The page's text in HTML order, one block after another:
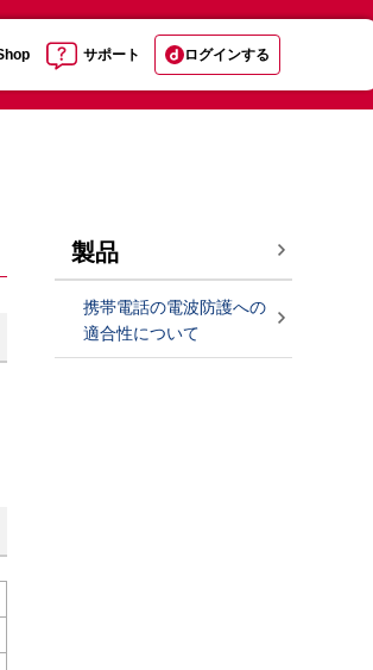
サポート ログインする
製品
携帯電話の電波防護への
適合性について